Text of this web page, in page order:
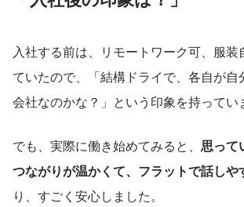
入社する前は、リモートワーク可、服装
ていたので、「結構ドライで、各自が自
会社なのかな？」という印象を持ってい
でも、実際に働き始めてみると、 思って
つながりが温かくて、フラットで話しや
り、すごく安心しました。